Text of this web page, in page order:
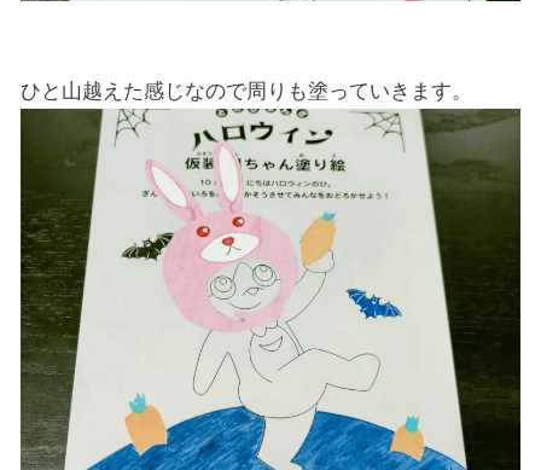
ひと山越えた感じなので周りも塗っていきます。